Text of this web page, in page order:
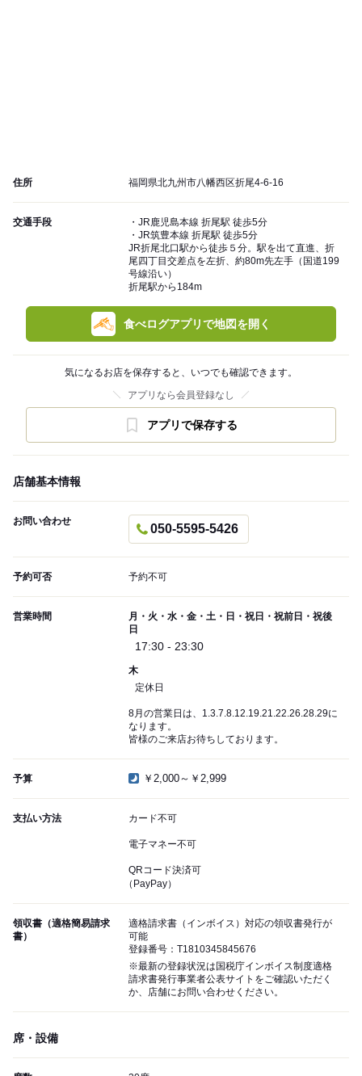
住所 福岡県北九州市八幡西区折尾4-6-16
交通手段
・JR鹿児島本線 折尾駅 徒歩5分
・JR筑豊本線 折尾駅 徒歩5分
JR折尾北口駅から徒歩５分。駅を出て直進、折
尾四丁目交差点を左折、約80m先左手（国道199
号線沿い）
折尾駅から184m
食べログアプリで地図を開く
気になるお店を保存すると、いつでも確認できます。
アプリなら会員登録なし
アプリで保存する
店舗基本情報
お問い合わせ
050-5595-5426
予約可否 予約不可
営業時間
月・火・水・金・土・日・祝日・祝前日・祝後
日
17:30 - 23:30
木
定休日
8月の営業日は、1.3.7.8.12.19.21.22.26.28.29に
なります。
皆様のご来店お待ちしております。
予算 ￥2,000～￥2,999
支払い方法 カード不可
電子マネー不可
QRコード決済可
（PayPay）
領収書（適格簡易請求
書）
適格請求書（インボイス）対応の領収書発行が
可能
登録番号：T1810345845676
※最新の登録状況は国税庁インボイス制度適格
請求書発行事業者公表サイトをご確認いただく
か、店舗にお問い合わせください。
席・設備